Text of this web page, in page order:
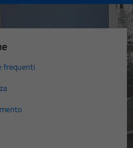
frequenti